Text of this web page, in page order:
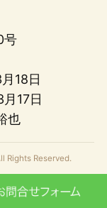
号
18日
17日
也
Rights Reserved.